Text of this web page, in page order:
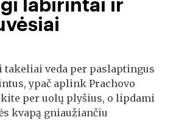
takeliai veda per paslaptingus
ypač aplink Prachovo
per uolų plyšius, o lipdami
kvapą gniaužiančiu